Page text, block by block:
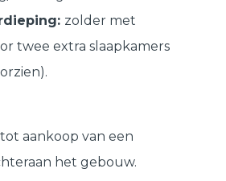
zolder met
twee extra slaapkamers
aankoop van een
het gebouw.